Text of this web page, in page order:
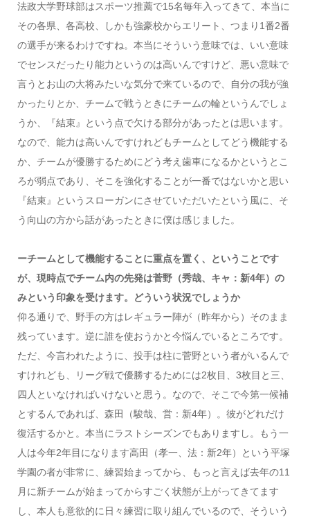
法政大学野球部はスポーツ推薦で15名毎年入ってきて、本当に
その各県、各高校、しかも強豪校からエリート、つまり1番2番
の選手が来るわけですね。本当にそういう意味では、いい意味
でセンスだったり能力というのは高いんですけど、悪い意味で
言うとお山の大将みたいな気分で来ているので、自分の我が強
かったりとか、チームで戦うときにチームの輪というんでしょ
うか、『結束』という点で欠ける部分があったとは思います。
なので、能力は高いんですけれどもチームとしてどう機能する
か、チームが優勝するためにどう考え歯車になるかというとこ
ろが弱点であり、そこを強化することが一番ではないかと思い
『結束』というスローガンにさせていただいたという風に、そ
う向山の方から話があったときに僕は感じました。
ーチームとして機能することに重点を置く、ということです
が、現時点でチーム内の先発は菅野（秀哉、キャ：新4年）の
みという印象を受けます。どういう状況でしょうか
仰る通りで、野手の方はレギュラー陣が（昨年から）そのまま
残っています。逆に誰を使おうかと今悩んでいるところです。
ただ、今言われたように、投手は柱に菅野という者がいるんで
すけれども、リーグ戦で優勝するためには2枚目、3枚目と三、
四人といなければいけないと思う。なので、そこで今第一候補
とするんであれば、森田（駿哉、営：新4年）。彼がどれだけ
復活するかと。本当にラストシーズンでもありますし。もう一
人は今年2年目になります高田（孝一、法：新2年）という平塚
学園の者が非常に、練習始まってから、もっと言えば去年の11
月に新チームが始まってからすごく状態が上がってきてます
し、本人も意欲的に日々練習に取り組んでいるので、そういう